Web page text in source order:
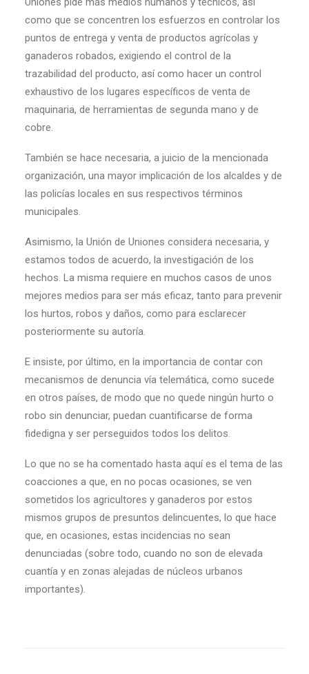
como que se concentren los esfuerzos en controlar los
puntos de entrega y venta de productos agrícolas y
ganaderos robados, exigiendo el control de la
trazabilidad del producto, así como hacer un control
exhaustivo de los lugares específicos de venta de
maquinaria, de herramientas de segunda mano y de
cobre.
También se hace necesaria, a juicio de la mencionada
organización, una mayor implicación de los alcaldes y de
las policías locales en sus respectivos términos
municipales.
Asimismo, la Unión de Uniones considera necesaria, y
estamos todos de acuerdo, la investigación de los
hechos. La misma requiere en muchos casos de unos
mejores medios para ser más eficaz, tanto para prevenir
los hurtos, robos y daños, como para esclarecer
posteriormente su autoría.
E insiste, por último, en la importancia de contar con
mecanismos de denuncia vía telemática, como sucede
en otros países, de modo que no quede ningún hurto o
robo sin denunciar, puedan cuantificarse de forma
fidedigna y ser perseguidos todos los delitos.
Lo que no se ha comentado hasta aquí es el tema de las
coacciones a que, en no pocas ocasiones, se ven
sometidos los agricultores y ganaderos por estos
mismos grupos de presuntos delincuentes, lo que hace
que, en ocasiones, estas incidencias no sean
denunciadas (sobre todo, cuando no son de elevada
cuantía y en zonas alejadas de núcleos urbanos
importantes).